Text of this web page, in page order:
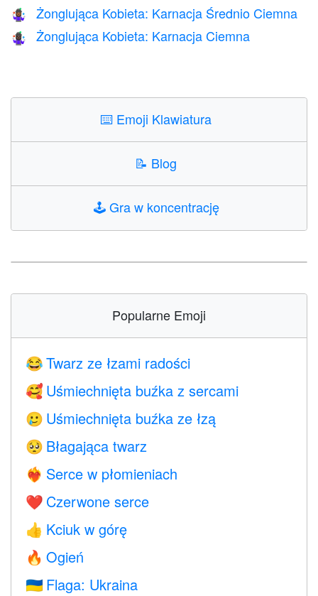
🤹🏾‍♀️ Żonglująca Kobieta: Karnacja Średnio Ciemna
🤹🏿‍♀️ Żonglująca Kobieta: Karnacja Ciemna
⌨️ Emoji Klawiatura
📝 Blog
🕹️Gra w koncentrację
Popularne Emoji
😂 Twarz ze łzami radości
🥰 Uśmiechnięta buźka z sercami
🥲 Uśmiechnięta buźka ze łzą
🥺 Błagająca twarz
❤️‍🔥 Serce w płomieniach
❤️ Czerwone serce
👍 Kciuk w górę
🔥 Ogień
🇺🇦 Flaga: Ukraina